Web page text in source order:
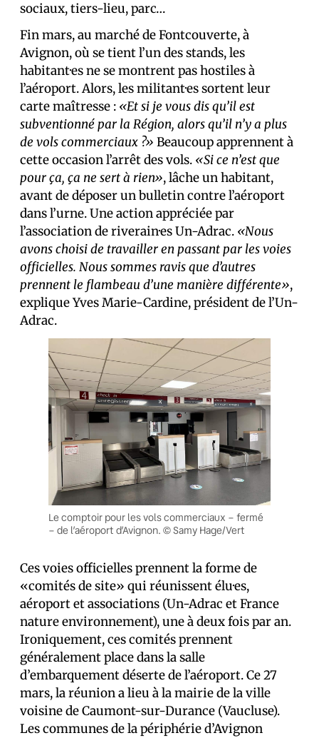
sociaux, tiers-lieu, parc…
Fin mars, au marché de Fontcouverte, à
Avignon, où se tient l’un des stands, les
habitant·es ne se montrent pas hostiles à
l’aéroport. Alors, les militant·es sortent leur
carte maîtresse : «Et si je vous dis qu’il est
subventionné par la Région, alors qu’il n’y a plus
de vols commerciaux ?» Beaucoup apprennent à
cette occasion l’arrêt des vols. «Si ce n’est que
pour ça, ça ne sert à rien», lâche un habitant,
avant de déposer un bulletin contre l’aéroport
dans l’urne. Une action appréciée par
l’association de riverain·es Un-Adrac. «Nous
avons choisi de travailler en passant par les voies
officielles. Nous sommes ravis que d’autres
prennent le flambeau d’une manière différente»,
explique Yves Marie-Cardine, président de l’Un-
Adrac.
Le comptoir pour les vols commerciaux – fermé
– de l’aéroport d’Avignon. © Samy Hage/Vert
Ces voies officielles prennent la forme de
«comités de site» qui réunissent élu·es,
aéroport et associations (Un-Adrac et France
nature environnement), une à deux fois par an.
Ironiquement, ces comités prennent
généralement place dans la salle
d’embarquement déserte de l’aéroport. Ce 27
mars, la réunion a lieu à la mairie de la ville
voisine de Caumont-sur-Durance (Vaucluse).
Les communes de la périphérie d’Avignon